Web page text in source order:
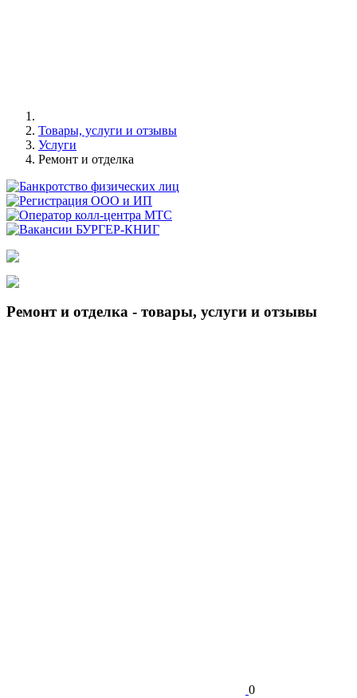
Товары, услуги и отзывы
Услуги
Ремонт и отделка
Ремонт и отделка - товары, услуги и отзывы
0